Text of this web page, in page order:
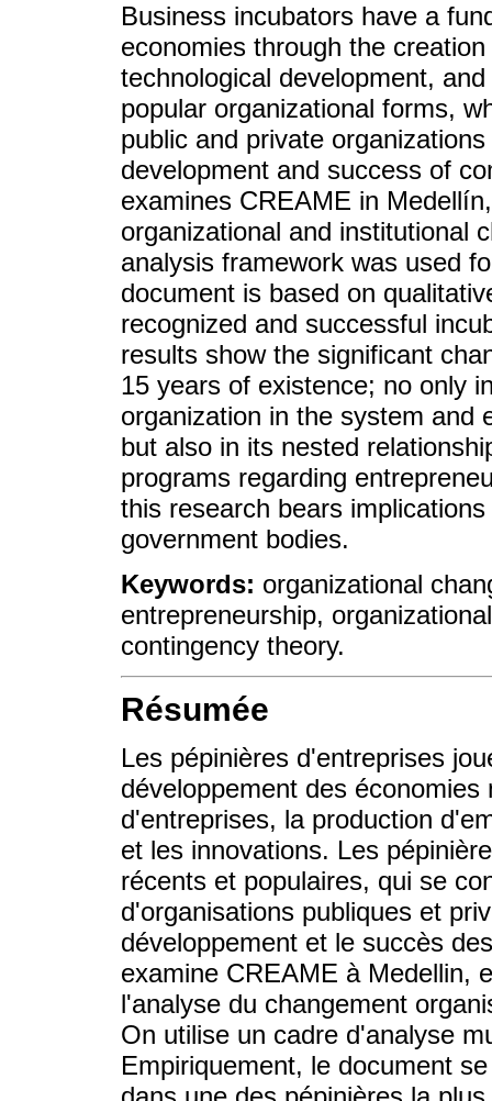
Business incubators have a
economies through the
technological development,
popular organizational forms,
public and private
development and success of
examines CREAME in
organizational and institutional
analysis framework was used
document is based on
recognized and successful
results show the significant
15 years of existence; no only
organization in the system and
but also in its nested
programs regarding
this research bears
government bodies.
Keywords: organizational
entrepreneurship,
contingency theory.
Résumée
Les pépinières d'entreprises
développement des
d'entreprises, la production
et les innovations. Les
récents et populaires, qui se
d'organisations publiques et
développement et le succès
examine CREAME à Medellin,
l'analyse du changement
On utilise un cadre d'analyse
Empiriquement, le document